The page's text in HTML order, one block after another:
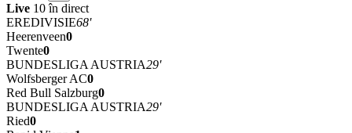
Live 10 în direct
EREDIVISIE68'
Heerenveen0
Twente0
BUNDESLIGA AUSTRIA29'
Wolfsberger AC0
Red Bull Salzburg0
BUNDESLIGA AUSTRIA29'
Ried0